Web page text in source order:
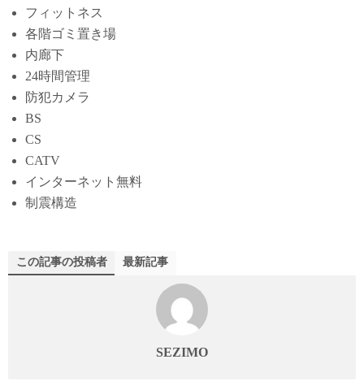
フィットネス
各階ゴミ置き場
内廊下
24時間管理
防犯カメラ
BS
CS
CATV
インターネット無料
制震構造
この記事の投稿者 最新記事
SEZIMO